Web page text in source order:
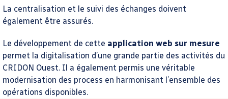
La centralisation et le suivi des échanges doivent
également être assurés.
Le développement de cette application web sur mesure
permet la digitalisation d’une grande partie des activités du
CRIDON Ouest. Il a également permis une véritable
modernisation des process en harmonisant l’ensemble des
opérations disponibles.